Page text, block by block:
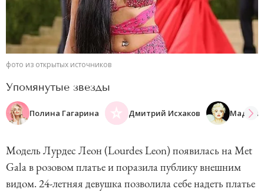
фото из открытых источников
Упомянутые звезды
Полина Гагарина Дмитрий Исхаков
Модель Лурдес Леон (Lourdes Leon) появилась на Met
Gala в розовом платье и поразила публику внешним
видом. 24-летняя девушка позволила себе надеть платье